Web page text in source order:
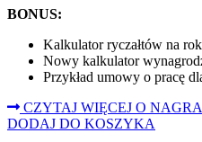
BONUS:
Kalkulator ryczałtów na
Nowy kalkulator
Przykład umowy o pracę
CZYTAJ WIĘCEJ O
DODAJ DO KOSZYKA